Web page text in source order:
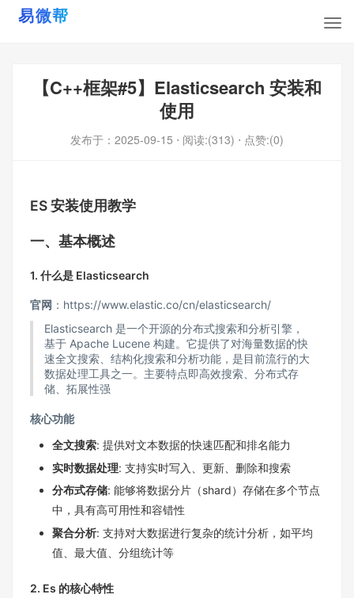
【C++框架#5】Elasticsearch 安装和
使用
发布于： 2025-09-15 ⋅ 阅读:(313) ⋅ 点赞:(0)
ES 安装使用教学
一、基本概述
1. 什么是 Elasticsearch
官网 ：https://www.elastic.co/cn/elasticsearch/
Elasticsearch 是一个开源的分布式搜索和分析引擎，
基于 Apache Lucene构建。它提供了对海量数据的快
速全文搜索、结构化搜索和分析功能，是目前流行的大
数据处理工具之一。主要特点即高效搜索、分布式存
储、拓展性强
核心功能
全文搜索: 提供对文本数据的快速匹配和排名能力
实时数据处理: 支持实时写入、更新、删除和搜索
分布式存储: 能够将数据分片（shard）存储在多个节点
中，具有高可用性和容错性
聚合分析: 支持对大数据进行复杂的统计分析，如平均
值、最大值、分组统计等
2. Es 的核心特性